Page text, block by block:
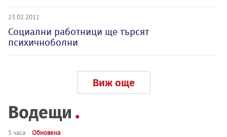
23.02.2011
Социални работници ще търсят
психичноболни
Виж още
Водещи
5 часа Обновена